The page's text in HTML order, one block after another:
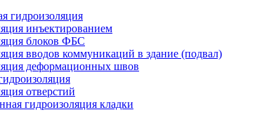
гидроизоляция
инъектированием
блоков ФБС
вводов коммуникаций в здание (подвал)
деформационных швов
отверстий
гидроизоляция кладки